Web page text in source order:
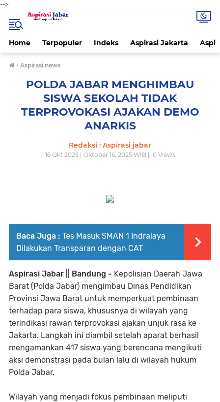
-->
Home Terpopuler Indeks Aspirasi Jakarta
› Aspirasi news
POLDA JABAR MENGHIMBAU
SISWA SEKOLAH TIDAK
TERPROVOKASI AJAKAN DEMO
ANARKIS
Redaksi : Aspirasi jabar
16 Okt 2025 | Oktober 16, 2025 WIB | 0Views
Baca Juga : Tes Masuk SMAN 1 Indralaya
Dilakukan Transparan dengan CAT
Aspirasi Jabar || Bandung - Kepolisian Daerah Jawa
Barat (Polda Jabar) mengimbau Dinas Pendidikan
Provinsi Jawa Barat untuk memperkuat pembinaan
terhadap para siswa, khususnya di wilayah yang
terindikasi rawan terprovokasi ajakan unjuk rasa ke
Jakarta. Langkah ini diambil setelah aparat berhasil
mengamankan 417 siswa yang berencana mengikuti
aksi demonstrasi pada bulan lalu di wilayah hukum
Polda Jabar.
Wilayah yang menjadi fokus pembinaan meliputi